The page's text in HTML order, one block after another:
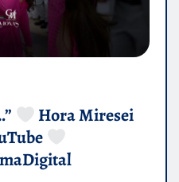
Hora Miresei